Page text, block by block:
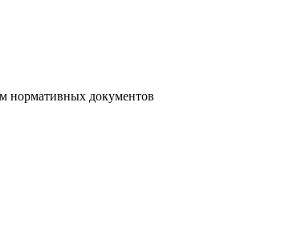
нормативных документов